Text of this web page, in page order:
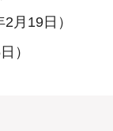
月19日）
）